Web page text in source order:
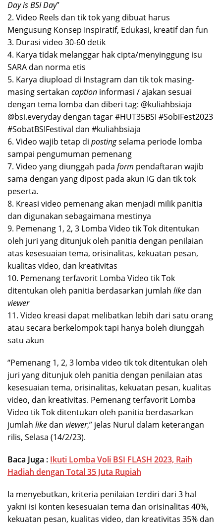
Day is BSI Day”
2. Video Reels dan tik tok yang dibuat harus
Mengusung Konsep Inspiratif, Edukasi, kreatif dan fun
3. Durasi video 30-60 detik
4. Karya tidak melanggar hak cipta/menyinggung isu
SARA dan norma etis
5. Karya diupload di Instagram dan tik tok masing-
masing sertakan caption informasi / ajakan sesuai
dengan tema lomba dan diberi tag: @kuliahbsiaja
@bsi.everyday dengan tagar #HUT35BSI #SobiFest2023
#SobatBSIFestival dan #kuliahbsiaja
6. Video wajib tetap di postingselama periode lomba
sampai pengumuman pemenang
7. Video yang diunggah pada form pendaftaran wajib
sama dengan yang dipost pada akun IG dan tik tok
peserta.
8. Kreasi video pemenang akan menjadi milik panitia
dan digunakan sebagaimana mestinya
9. Pemenang 1, 2, 3 Lomba Video tik Tok ditentukan
oleh juri yang ditunjuk oleh panitia dengan penilaian
atas kesesuaian tema, orisinalitas, kekuatan pesan,
kualitas video, dan kreativitas
10. Pemenang terfavorit Lomba Video tik Tok
ditentukan oleh panitia berdasarkan jumlah like dan
viewer
11. Video kreasi dapat melibatkan lebih dari satu orang
atau secara berkelompok tapi hanya boleh diunggah
satu akun
“Pemenang 1, 2, 3 lomba video tik tok ditentukan oleh
juri yang ditunjuk oleh panitia dengan penilaian atas
kesesuaian tema, orisinalitas, kekuatan pesan, kualitas
video, dan kreativitas. Pemenang terfavorit Lomba
Video tik Tok ditentukan oleh panitia berdasarkan
jumlah like dan viewer,” jelas Nurul dalam keterangan
rilis, Selasa (14/2/23).
Baca Juga : Ikuti Lomba Voli BSI FLASH 2023, Raih
Hadiah dengan Total 35 Juta Rupiah
Ia menyebutkan, kriteria penilaian terdiri dari 3 hal
yakni isi konten kesesuaian tema dan orisinalitas 40%,
kekuatan pesan, kualitas video, dan kreativitas 35% dan